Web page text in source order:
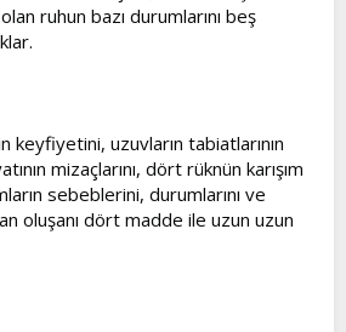
ruhun bazı durumlarını beş
keyfiyetini, uzuvların tabiatlarının
mizaçlarını, dört rüknün karışım
sebeblerini, durumlarını ve
oluşanı dört madde ile uzun uzun